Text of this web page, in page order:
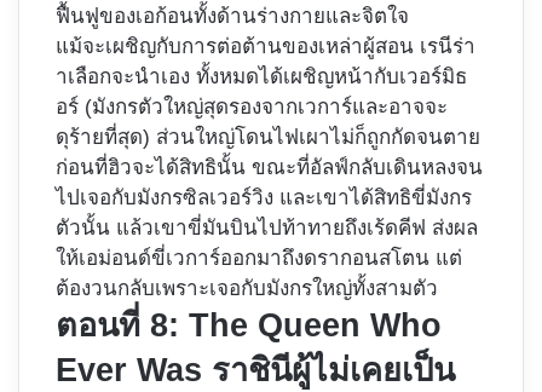
ฟื้นฟูของเอก้อนทั้งด้านร่างกายและจิตใจ
แม้จะเผชิญกับการต่อต้านของเหล่าผู้สอน เรนีร่า
าเลือกจะนำเอง ทั้งหมดได้เผชิญหน้ากับเวอร์มิธ
อร์ (มังกรตัวใหญ่สุดรองจากเวการ์และอาจจะ
ดุร้ายที่สุด) ส่วนใหญ่โดนไฟเผาไม่ก็ถูกกัดจนตาย
ก่อนที่ฮิวจะได้สิทธินั้น ขณะที่อัลฟ์กลับเดินหลงจน
ไปเจอกับมังกรซิลเวอร์วิง และเขาได้สิทธิขี่มังกร
ตัวนั้น แล้วเขาขี่มันบินไปท้าทายถึงเร้ดคีฟ ส่งผล
ให้เอม่อนด์ขี่เวการ์ออกมาถึงดรากอนสโตน แต่
ต้องวนกลับเพราะเจอกับมังกรใหญ่ทั้งสามตัว
ตอนที่ 8: The Queen Who
Ever Was ราชินีผู้ไม่เคยเป็น